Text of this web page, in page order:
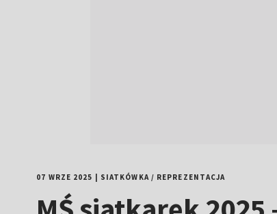
07 WRZE 2025 SIATKÓWKA/ REPREZENTACJA